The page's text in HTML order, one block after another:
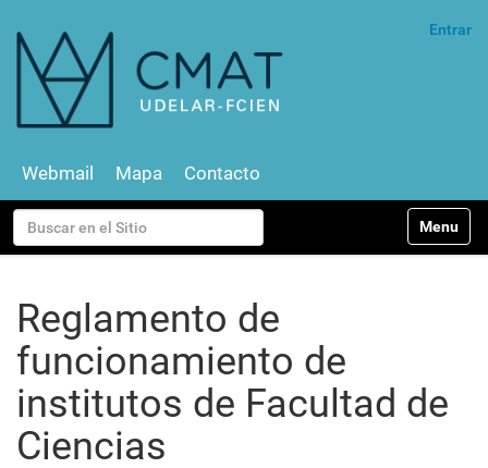
Buscar
Búsqueda Avanzada…
Entrar
Webmail Mapa Contacto
v
Toggle
Reglamento de
funcionamiento de
institutos de Facultad de
Ciencias